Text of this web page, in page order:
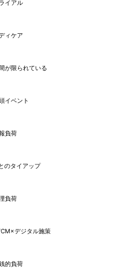
イアル
ィケア
が限られている
イベント
負荷
のタイアップ
負荷
デジタル施策
的負荷